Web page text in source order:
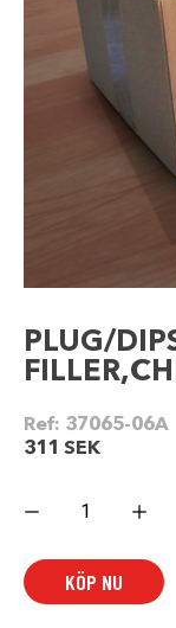
PLUG/
Ref: 37065-06A
311 SEK
FILLER,CHROME
mängd
KÖP NU